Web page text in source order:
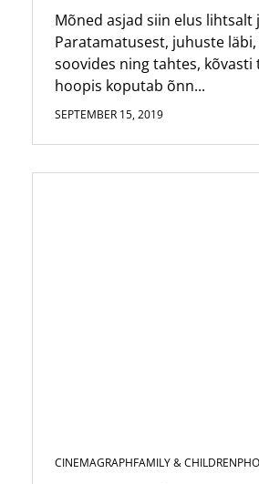
Mõned asjad siin elus lihtsalt
Paratamatusest, juhuste läbi,
soovides ning tahtes, kõvasti
hoopis koputab õnn...
SEPTEMBER 15, 2019
CINEMAGRAPHFAMILY & CHILDREN